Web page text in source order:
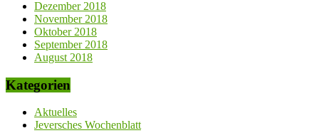
Dezember 2018
November 2018
Oktober 2018
September 2018
August 2018
Kategorien
Aktuelles
Jeversches Wochenblatt